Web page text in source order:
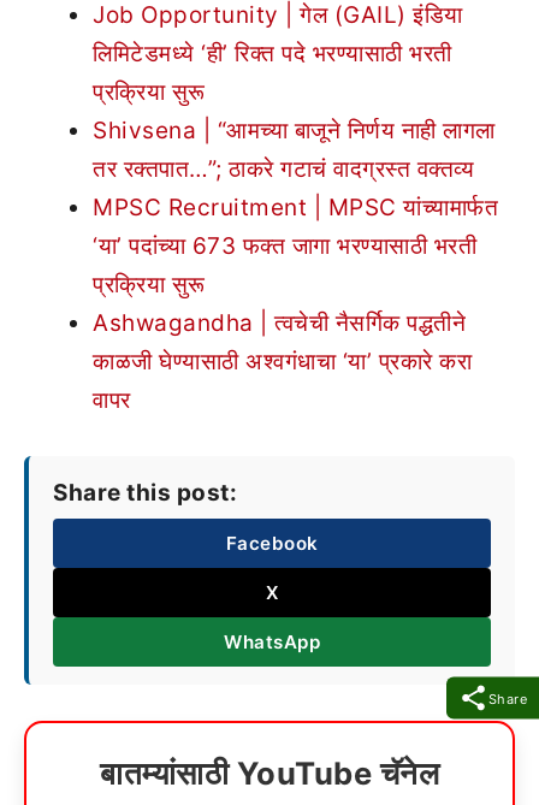
Share
Job Opportunity | गेल (GAIL) इंडिया
लिमिटेडमध्ये ‘ही’ रिक्त पदे भरण्यासाठी भरती
प्रक्रिया सुरू
Shivsena | “आमच्या बाजूने निर्णय नाही लागला
तर रक्तपात…”; ठाकरे गटाचं वादग्रस्त वक्तव्य
MPSC Recruitment | MPSC यांच्यामार्फत
‘या’ पदांच्या 673 फक्त जागा भरण्यासाठी भरती
प्रक्रिया सुरू
Ashwagandha | त्वचेची नैसर्गिक पद्धतीने
काळजी घेण्यासाठी अश्वगंधाचा ‘या’ प्रकारे करा
वापर
Share this post:
Facebook
X
WhatsApp
बातम्यांसाठी YouTube चॅनेल